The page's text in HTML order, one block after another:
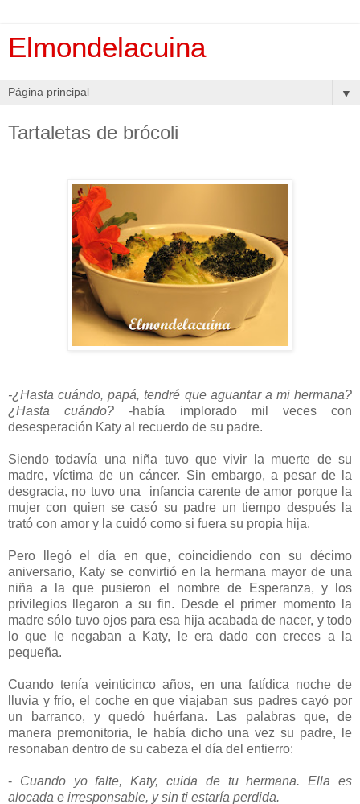
Elmondelacuina
▼
Tartaletas de brócoli
-¿Hasta cuándo, papá, tendré que aguantar a mi hermana?
¿Hasta cuándo? -había implorado mil veces con
desesperación Katy al recuerdo de su padre.
Siendo todavía una niña tuvo que vivir la muerte de su
madre, víctima de un cáncer. Sin embargo, a pesar de la
desgracia, no tuvo una infancia carente de amor porque la
mujer con quien se casó su padre un tiempo después la
trató con amor y la cuidó como si fuera su propia hija.
Pero llegó el día en que, coincidiendo con su décimo
aniversario, Katy se convirtió en la hermana mayor de una
niña a la que pusieron el nombre de Esperanza, y los
privilegios llegaron a su fin. Desde el primer momento la
madre sólo tuvo ojos para esa hija acabada de nacer, y todo
lo que le negaban a Katy, le era dado con creces a la
pequeña.
Cuando tenía veinticinco años, en una fatídica noche de
lluvia y frío, el coche en que viajaban sus padres cayó por
un barranco, y quedó huérfana. Las palabras que, de
manera premonitoria, le había dicho una vez su padre, le
resonaban dentro de su cabeza el día del entierro:
- Cuando yo falte, Katy, cuida de tu hermana. Ella es
alocada e irresponsable, y sin ti estaría perdida.